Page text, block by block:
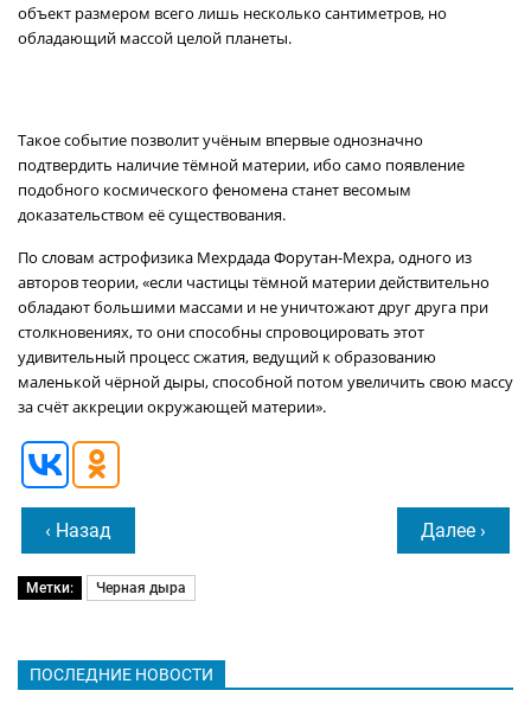
объект размером всего лишь несколько сантиметров, но
обладающий массой целой планеты.
Такое событие позволит учёным впервые однозначно
подтвердить наличие тёмной материи, ибо само появление
подобного космического феномена станет весомым
доказательством её существования.
По словам астрофизика Мехрдада Форутан-Мехра, одного из
авторов теории, «если частицы тёмной материи действительно
обладают большими массами и не уничтожают друг друга при
столкновениях, то они способны спровоцировать этот
удивительный процесс сжатия, ведущий к образованию
маленькой чёрной дыры, способной потом увеличить свою массу
за счёт аккреции окружающей материи».
‹ Назад Далее ›
Метки: Черная дыра
ПОСЛЕДНИЕ НОВОСТИ